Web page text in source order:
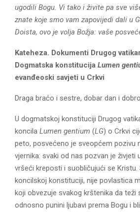
Y
N
U
ugodili Bogu. Vi tako i živite pa sve
znate koje smo vam zapovijedi dali u
Doista, ovo je volja Božja: vaše
Kateheza. Dokumenti Drugog
Dogmatska konstitucija Lumen
evanđeoski savjeti u Crkvi
Draga braćo i sestre, dobar dan i
U dogmatskoj konstituciji Drugog
koncila Lumen gentium (LG) o Crkvi
peto, posvećeno je sveopćem pozivu
vjernika: svaki od nas pozvan je živjeti
vršeći kreposti i suobličujući se
koncilskoj konstituciji, nije povlastica
koji obvezuje svakog krštenika da teži
odnosno punini ljubavi prema Bogu i